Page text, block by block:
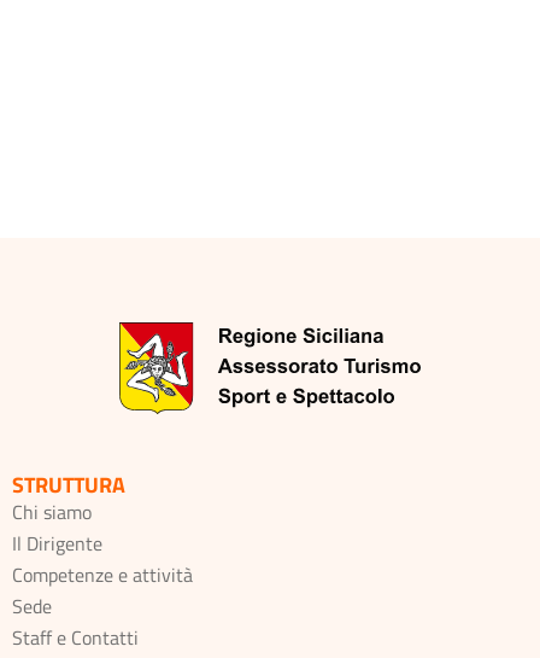
STRUTTURA
Chi siamo
Il Dirigente
Competenze e attività
Sede
Staff e Contatti